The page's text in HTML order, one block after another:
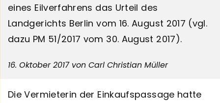
eines Eilverfahrens das Urteil des
Landgerichts Berlin vom 16. August 2017 (vgl.
dazu PM 51/2017 vom 30. August 2017).
16. Oktober 2017von Carl Christian Müller
Die Vermieterin der Einkaufspassage hatte